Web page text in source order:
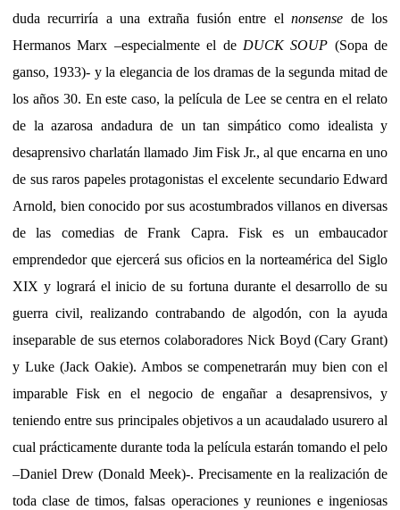
duda recurriría a una extraña fusión entre elnonsense de los
Hermanos Marx –especialmente el de DUCK SOUP (Sopa de
ganso, 1933)- y la elegancia de los dramas de la segunda mitad de
los años 30. En este caso, la película de Lee se centra en el relato
de la azarosa andadura de un tan simpático como idealista y
desaprensivo charlatán llamado Jim Fisk Jr., al que encarna en uno
de sus raros papeles protagonistas el excelente secundario Edward
Arnold, bien conocido por sus acostumbrados villanos en diversas
de las comedias de Frank Capra. Fisk es un embaucador
emprendedor que ejercerá sus oficios en la norteamérica del Siglo
XIX y logrará el inicio de su fortuna durante el desarrollo de su
guerra civil, realizando contrabando de algodón, con la ayuda
inseparable de sus eternos colaboradores Nick Boyd (Cary Grant)
y Luke (Jack Oakie). Ambos se compenetrarán muy bien con el
imparable Fisk en el negocio de engañar a desaprensivos, y
teniendo entre sus principales objetivos a un acaudalado usurero al
cual prácticamente durante toda la película estarán tomando el pelo
–Daniel Drew (Donald Meek)-. Precisamente en la realización de
toda clase de timos, falsas operaciones y reuniones e ingeniosas